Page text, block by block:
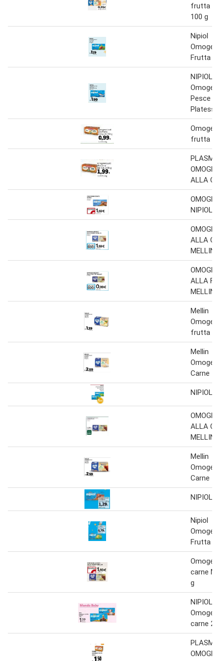
frutta
100 g
Nipiol
Frutta
NIPIOL
Pesce
frutta
ALLA
NIPIOL
ALLA
MELLIN
ALLA
MELLIN
Mellin
frutta
Mellin
Carne
NIPIOL
ALLA
MELLIN
Mellin
Carne
NIPIOL
Nipiol
Frutta
carne
g
NIPIOL
carne 2